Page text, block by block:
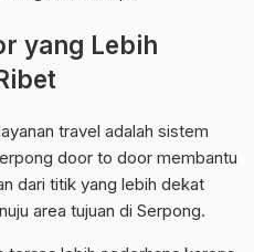
yang Lebih
travel adalah sistem
door to door membantu
dari titik yang lebih dekat
area tujuan di Serpong.